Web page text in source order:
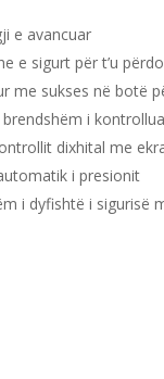
e avancuar
e sigurt për t’u
me sukses në botë
brendshëm i
dixhital me
i presionit
i dyfishtë i sigurisë